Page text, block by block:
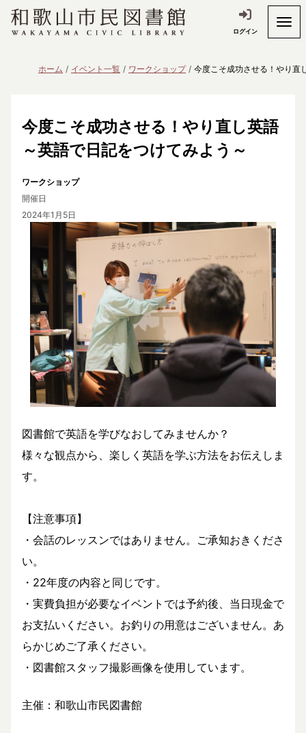
ログイン
ホーム イベント一覧 ワークショップ 今度こそ成功させる！やり直
今度こそ成功させる！やり直し英語
～英語で日記をつけてみよう～
ワークショップ
開催日
2024年1月5日
図書館で英語を学びなおしてみませんか？
様々な観点から、楽しく英語を学ぶ方法をお伝えしま
す。
【注意事項】
・会話のレッスンではありません。ご承知おきくださ
い。
・22年度の内容と同じです。
・実費負担が必要なイベントでは予約後、当日現金で
お支払いください。お釣りの用意はございません。あ
らかじめご了承ください。
・図書館スタッフ撮影画像を使用しています。
主催：和歌山市民図書館